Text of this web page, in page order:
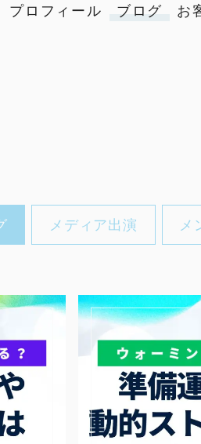
プロフィール ブログ お
メディア出演 メ